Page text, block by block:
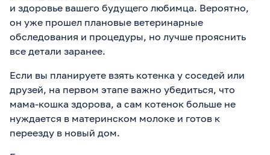
и здоровье вашего будущего любимца. Вероятно,
он уже прошел плановые ветеринарные
обследования и процедуры, но лучше прояснить
все детали заранее.
Если вы планируете взять котенка у соседей или
друзей, на первом этапе важно убедиться, что
мама-кошка здорова, а сам котенок больше не
нуждается в материнском молоке и готов к
переезду в новый дом.